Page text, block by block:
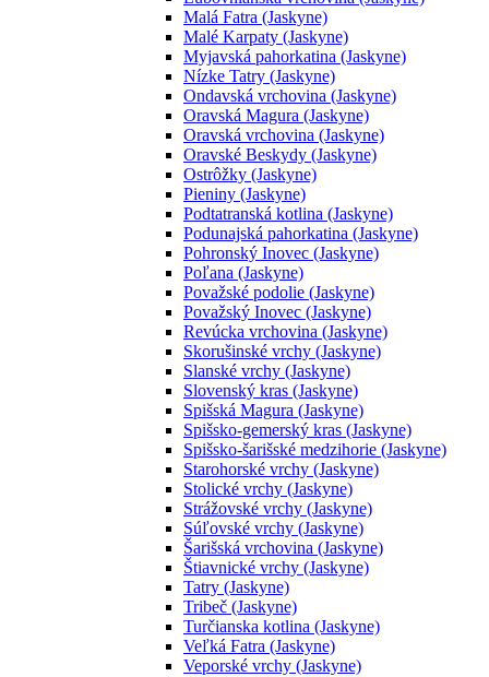
Malá Fatra (Jaskyne)
Malé Karpaty (Jaskyne)
Myjavská pahorkatina (Jaskyne)
Nízke Tatry (Jaskyne)
Ondavská vrchovina (Jaskyne)
Oravská Magura (Jaskyne)
Oravská vrchovina (Jaskyne)
Oravské Beskydy (Jaskyne)
Ostrôžky (Jaskyne)
Pieniny (Jaskyne)
Podtatranská kotlina (Jaskyne)
Podunajská pahorkatina (Jaskyne)
Pohronský Inovec (Jaskyne)
Poľana (Jaskyne)
Považské podolie (Jaskyne)
Považský Inovec (Jaskyne)
Revúcka vrchovina (Jaskyne)
Skorušinské vrchy (Jaskyne)
Slanské vrchy (Jaskyne)
Slovenský kras (Jaskyne)
Spišská Magura (Jaskyne)
Spišsko-gemerský kras (Jaskyne)
Spišsko-šarišské medzihorie (Jaskyne)
Starohorské vrchy (Jaskyne)
Stolické vrchy (Jaskyne)
Strážovské vrchy (Jaskyne)
Súľovské vrchy (Jaskyne)
Šarišská vrchovina (Jaskyne)
Štiavnické vrchy (Jaskyne)
Tatry (Jaskyne)
Tribeč (Jaskyne)
Turčianska kotlina (Jaskyne)
Veľká Fatra (Jaskyne)
Veporské vrchy (Jaskyne)